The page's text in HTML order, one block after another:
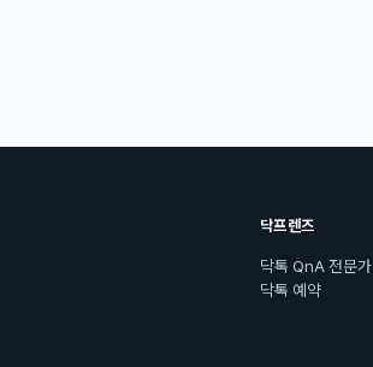
닥프렌즈
닥톡 QnA 전문가
닥톡 예약